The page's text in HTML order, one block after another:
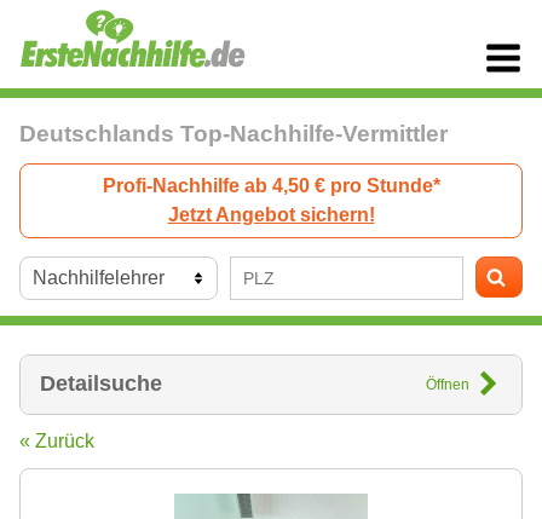
Deutschlands Top-Nachhilfe-Vermittler
Profi-Nachhilfe ab 4,50 € pro Stunde*
Jetzt Angebot sichern!
Detailsuche Öffnen
« Zurück